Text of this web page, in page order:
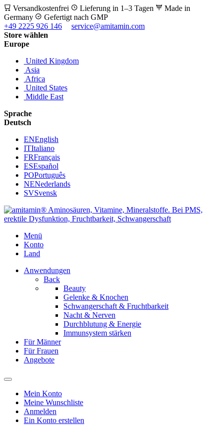
Versandkostenfrei Lieferung in 1–3 Tagen
Made in
Germany
Gefertigt nach GMP
+49 2225 926 146
service@amitamin.com
Store wählen
Europe
United Kingdom
Asia
Africa
United States
Middle East
Sprache
Deutsch
ENEnglish
ITItaliano
FRFrançais
ESEspañol
POPortuguês
NENederlands
SVSvensk
Menü
Konto
Land
Anwendungen
Back
Beauty
Gelenke & Knochen
Schwangerschaft & Fruchtbarkeit
Nacht & Nerven
Durchblutung & Energie
Immunsystem stärken
Für Männer
Für Frauen
Angebote
Mein Konto
Meine Wunschliste
Anmelden
Ein Konto erstellen